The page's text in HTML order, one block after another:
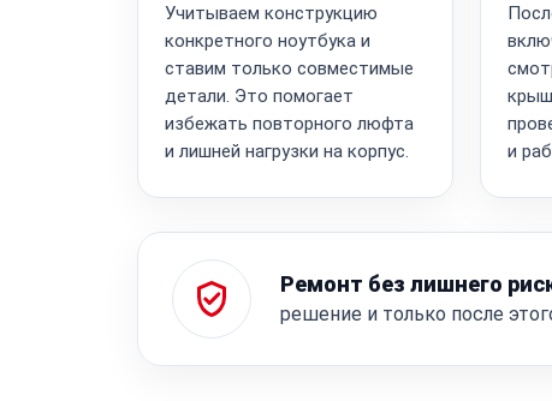
Учитываем конструкцию
конкретного ноутбука и
ставим только совместимые
детали. Это помогает
избежать повторного люфта
и лишней нагрузки на корпус.
и
Ремонт без лишнего
решение и только после